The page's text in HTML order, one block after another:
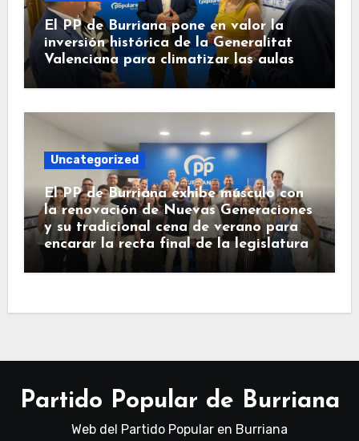
El PP de Burriana pone en valor la
inversión histórica de la Generalitat
Valenciana para climatizar las aulas
Uncategorized
El PP de Burriana exhibe músculo con
la renovación de Nuevas Generaciones
y su tradicional cena de verano para
encarar la recta final de la legislatura
Partido Popular de Burriana
Web del Partido Popular en Burriana